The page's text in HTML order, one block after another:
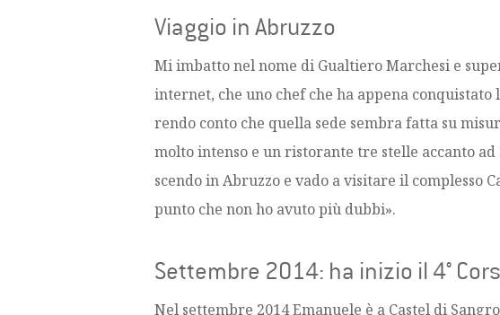
Viaggio in Abruzzo
Mi imbatto nel nome di Gualtiero Marchesi e
internet, che uno chef che ha appena
rendo conto che quella sede sembra fatta su
molto intenso e un ristorante tre stelle accanto
scendo in Abruzzo e vado a visitare il complesso
punto che non ho avuto più dubbi».
Settembre 2014: ha inizio il 4°
Nel settembre 2014 Emanuele è a Castel di